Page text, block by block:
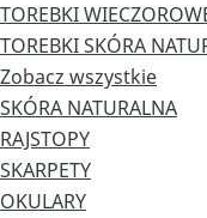
TOREBKI
TOREBKI SKÓRA
Zobacz wszystkie
SKÓRA NATURALNA
RAJSTOPY
SKARPETY
OKULARY